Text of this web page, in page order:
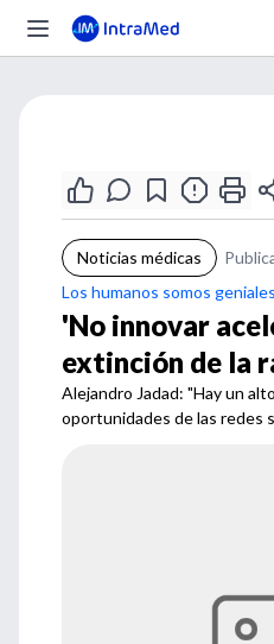
Noticias médicas
Los humanos somos
'No innovar
extinción de la
Alejandro Jadad: "Hay un
oportunidades de las redes